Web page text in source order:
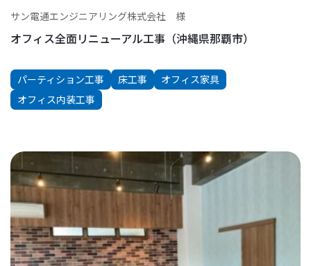
サン電通エンジニアリング株式会社 様
オフィス全面リニューアル工事（沖縄県那覇市）
パーティション工事 床工事
オフィス家具
オフィス内装工事